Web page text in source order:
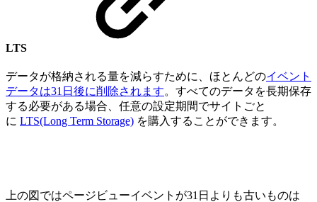
LTS
データが格納される量を減らすために、ほとんどのイベント
データは31日後に削除されます。すべてのデータを長期保存
する必要がある場合、任意の設定期間でサイトごと
に LTS(Long Term Storage) を購入することができます。
上の図ではページビューイベントが31日よりも古いものは